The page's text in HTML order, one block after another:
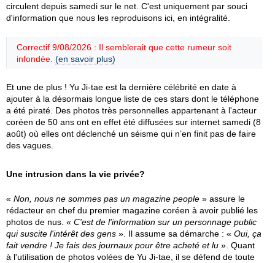
circulent depuis samedi sur le net. C'est uniquement par souci
d'information que nous les reproduisons ici, en intégralité.
Correctif 9/08/2026 : Il semblerait que cette rumeur soit
infondée. (en savoir plus)
Et une de plus ! Yu Ji-tae est la dernière célébrité en date à
ajouter à la désormais longue liste de ces stars dont le téléphone
a été piraté. Des photos très personnelles appartenant à l'acteur
coréen de 50 ans ont en effet été diffusées sur internet samedi (8
août) où elles ont déclenché un séisme qui n’en finit pas de faire
des vagues.
Une intrusion dans la vie privée?
« Non, nous ne sommes pas un magazine people » assure le
rédacteur en chef du premier magazine coréen à avoir publié les
photos de nus. « C'est de l'information sur un personnage public
qui suscite l'intérêt des gens ». Il assume sa démarche : « Oui, ça
fait vendre ! Je fais des journaux pour être acheté et lu ». Quant
à l'utilisation de photos volées de Yu Ji-tae, il se défend de toute